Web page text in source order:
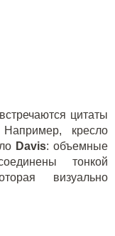
цитаты
Например, кресло
Davis: объемные
тонкой
визуально